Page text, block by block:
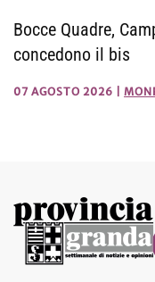
Bocce Quadre,
concedono il bis
07 AGOSTO 2026